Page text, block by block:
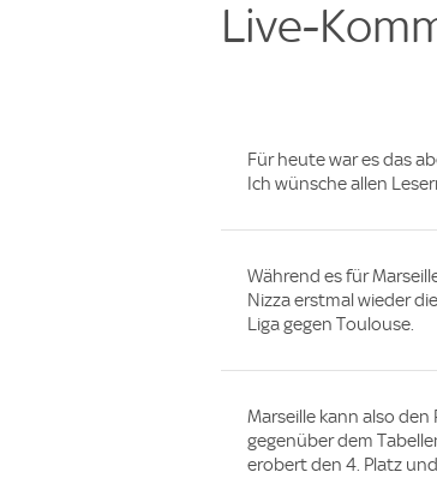
Live-
Für heute war es das
Ich wünsche allen
Während es für
Nizza erstmal wieder
Liga gegen Toulouse.
Marseille kann also
gegenüber dem
erobert den 4. Platz